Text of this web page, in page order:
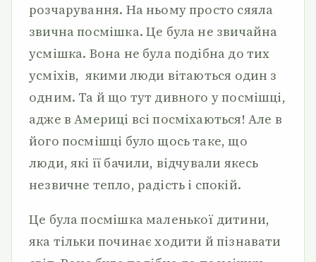
розчарування. На ньому просто сяяла
звична посмішка. Це була не звичайна
усмішка. Вона не була подібна до тих
усміхів, якими люди вітаються один з
одним. Та й що тут дивного у посмішці,
адже в Америці всі посміхаються! Але в
його посмішці було щось таке, що
люди, які її бачили, відчували якесь
незвичне тепло, радість і спокій.
Це була посмішка маленької дитини,
яка тільки починає ходити й пізнавати